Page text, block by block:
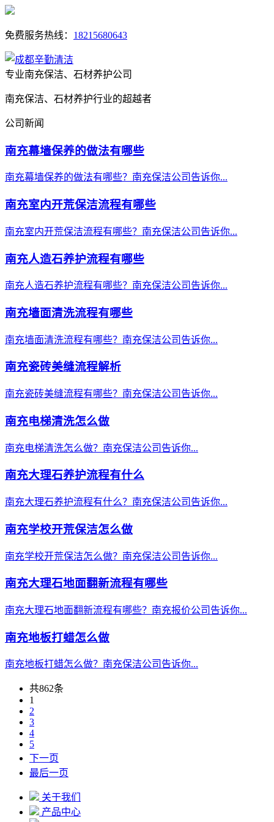
免费服务热线： 18215680643
专业南充保洁、石材养护公司
南充保洁、石材养护行业的超越者
公司新闻
南充幕墙保养的做法有哪些
南充幕墙保养的做法有哪些？南充保洁公司告诉你...
南充室内开荒保洁流程有哪些
南充室内开荒保洁流程有哪些？南充保洁公司告诉你...
南充人造石养护流程有哪些
南充人造石养护流程有哪些？南充保洁公司告诉你...
南充墙面清洗流程有哪些
南充墙面清洗流程有哪些？南充保洁公司告诉你...
南充瓷砖美缝流程解析
南充瓷砖美缝流程有哪些？南充保洁公司告诉你...
南充电梯清洗怎么做
南充电梯清洗怎么做？南充保洁公司告诉你...
南充大理石养护流程有什么
南充大理石养护流程有什么？南充保洁公司告诉你...
南充学校开荒保洁怎么做
南充学校开荒保洁怎么做？南充保洁公司告诉你...
南充大理石地面翻新流程有哪些
南充大理石地面翻新流程有哪些？南充报价公司告诉你...
南充地板打蜡怎么做
南充地板打蜡怎么做？南充保洁公司告诉你...
共862条
1
2
3
4
5
下一页
最后一页
关于我们
产品中心